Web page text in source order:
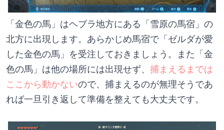
「金色の馬」はヘブラ地方にある「雪原の馬宿」の
北方に出現します。あらかじめ馬宿で「ゼルダが愛
した金色の馬」を受注しておきましょう。また「金
色の馬」は他の場所には出現せず、 捕まえるまでは
ここから動かないので、捕まえるのが無理そうであ
れば一旦引き返して準備を整えても大丈夫です。